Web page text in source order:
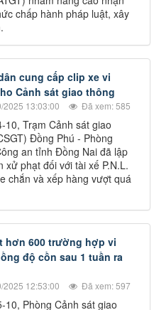
chấp hành pháp luật, xây
cung cấp clip xe vi
Cảnh sát giao thông
2025 13:03:00 Đã xem: 585
10, Trạm Cảnh sát giao
Đồng Phú - Phòng
an tỉnh Đồng Nai đã lập
xử phạt đối với tài xế P.N.L.
chắn và xếp hàng vượt quá
hơn 600 trường hợp vi
độ cồn sau 1 tuần ra
2025 12:53:00 Đã xem: 597
10, Phòng Cảnh sát giao